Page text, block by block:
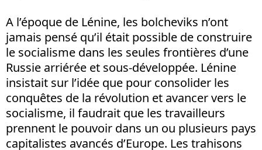
A l’époque de Lénine, les bolcheviks n’ont
jamais pensé qu’il était possible de construire
le socialisme dans les seules frontières d’une
Russie arriérée et sous-développée. Lénine
insistait sur l’idée que pour consolider les
conquêtes de la révolution et avancer vers le
socialisme, il faudrait que les travailleurs
prennent le pouvoir dans un ou plusieurs pays
capitalistes avancés d’Europe. Les trahisons